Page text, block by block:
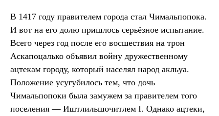
В 1417 году правителем города стал Чимальпопока.
И вот на его долю пришлось серьёзное испытание.
Всего через год после его восшествия на трон
Аскапоцалько объявил войну дружественному
ацтекам городу, который населял народ акльуа.
Положение усугубилось тем, что дочь
Чимальпопоки была замужем за правителем того
поселения — Иштлильшочитлем I. Однако ацтеки,